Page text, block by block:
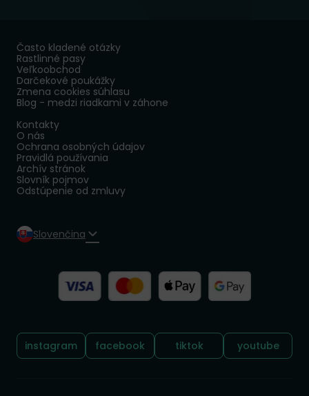
Často kladené otázky
Rastlinné pasy
Veľkoobchod
Darčekové poukážky
Zmena cookies súhlasu
Blog - medzi riadkami v záhone
Kontakty
O nás
Ochrana osobných údajov
Pravidlá používania
Archív stránok
Slovník pojmov
Odstúpenie od zmluvy
Slovenčina
Sledujte nás:
instagram facebook tiktok youtube